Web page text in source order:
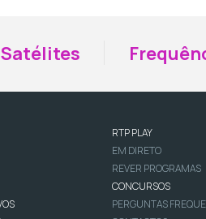
Satélites
RTP PLAY
EM DIRETO
REVER PROGRAMAS
CONCURSOS
PERGUNTAS